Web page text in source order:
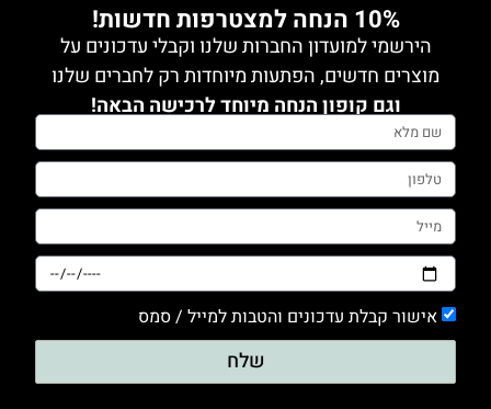
10% הנחה למצטרפות חדשות!
הירשמי למועדון החברות שלנו וקבלי עדכונים על
מוצרים חדשים, הפתעות מיוחדות רק לחברים שלנו
וגם קופון הנחה מיוחד לרכישה הבאה!
אישור קבלת עדכונים והטבות למייל / סמס
שלח